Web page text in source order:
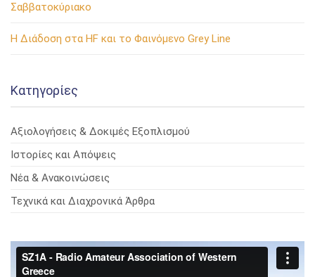
Σαββατοκύριακο
Η Διάδοση στα HF και το Φαινόμενο Grey Line
Kατηγορίες
Αξιολογήσεις & Δοκιμές Εξοπλισμού
Ιστορίες και Απόψεις
Νέα & Ανακοινώσεις
Τεχνικά και Διαχρονικά Άρθρα
Πρόγραμμα
Αναπαραγωγής